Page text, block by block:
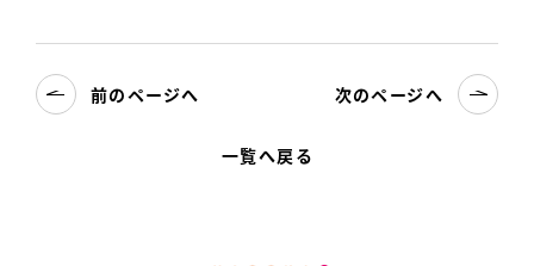
一覧へ戻る
前のページへ 次のページへ